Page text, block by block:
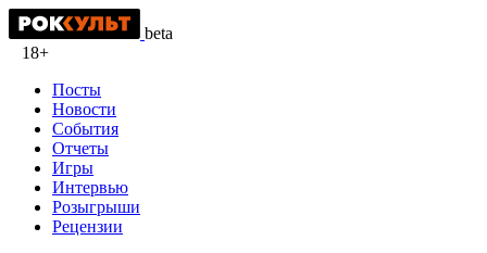
beta
18+
Посты
Новости
События
Отчеты
Игры
Интервью
Розыгрыши
Рецензии